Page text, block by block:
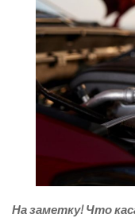
На заметку! Что